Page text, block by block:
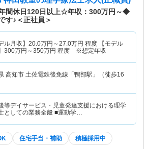
年間休日120日以上☆年収：300万円～◆
す♪＜正社員＞
ル月収】 20.0万円～27.0万円 程度 【モデル
300万円～350万円 程度 ※想定年収
高知市 土佐電鉄後免線「鴨部駅」（徒歩16
等デイサービス・児童発達支援における理学
としての業務全般 ■運動学…
住宅手当・補助 積極採用中